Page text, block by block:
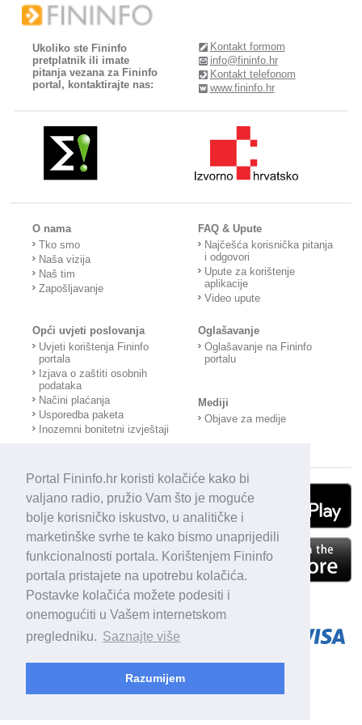
Portal Fininfo.hr koristi kolačiće kako bi
valjano radio, pružio Vam što je moguće
bolje korisničko iskustvo, u analitičke i
marketinške svrhe te kako bismo unaprijedili
funkcionalnosti portala. Korištenjem Fininfo
portala pristajete na upotrebu kolačića.
Postavke kolačića možete podesiti i
onemogućiti u Vašem internetskom
pregledniku. Saznajte više
Razumijem
Ukoliko ste Fininfo
pretplatnik ili imate
pitanja vezana za Fininfo
portal, kontaktirajte nas:
Kontakt formom
info@fininfo.hr
Kontakt telefonom
www.fininfo.hr
O nama
Tko smo
Naša vizija
Naš tim
Zapošljavanje
FAQ & Upute
Najčešća korisnička pitanja
i odgovori
Upute za korištenje
aplikacije
Video upute
Opći uvjeti poslovanja
Uvjeti korištenja Fininfo
portala
Izjava o zaštiti osobnih
podataka
Načini plaćanja
Usporedba paketa
Inozemni bonitetni izvještaji
Oglašavanje
Oglašavanje na Fininfo
portalu
Mediji
Objave za medije